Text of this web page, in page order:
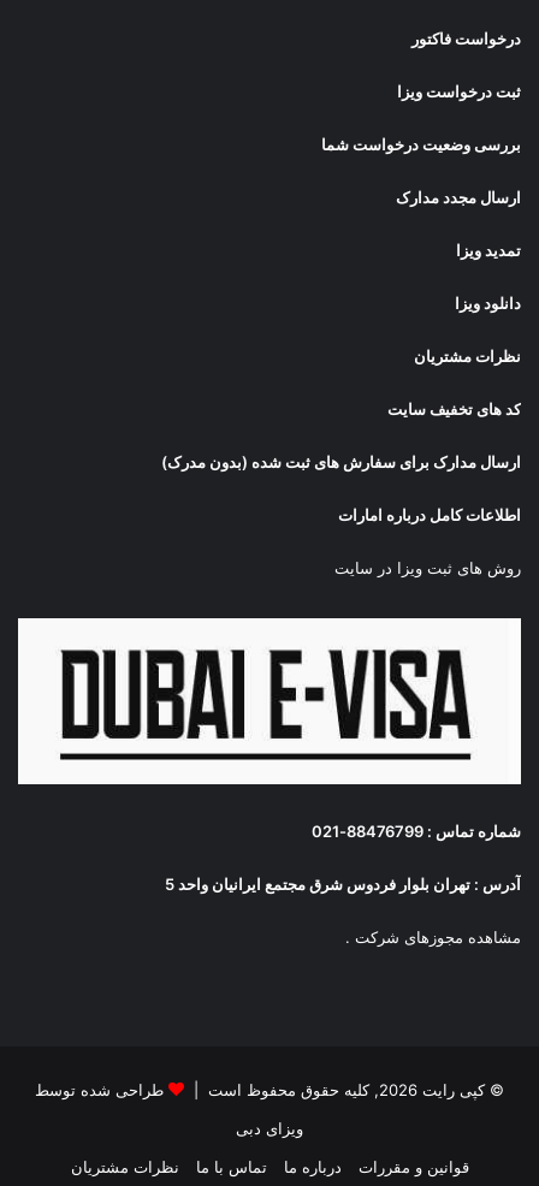
درخواست فاکتور
ثبت درخواست ویزا
بررسی وضعیت درخواست شما
ارسال مجدد مدارک
تمدید ویزا
دانلود ویزا
نظرات مشتریان
کد های تخفیف سایت
ارسال مدارک برای سفارش های ثبت شده (بدون مدرک)
اطلاعات کامل درباره امارات
روش های ثبت ویزا در سایت
شماره تماس : 88476799-021
آدرس : تهران بلوار فردوس شرق مجتمع ایرانیان واحد 5
مشاهده مجوزهای شرکت .
© کپی رایت 2026, کلیه حقوق محفوظ است |
طراحی شده توسط
ویزای دبی
قوانین و مقررات
درباره ما تماس با ما نظرات مشتریان